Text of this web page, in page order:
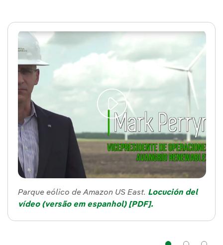
Parque eólico de Amazon US East. Locución del
vídeo (versão em espanhol) [PDF].